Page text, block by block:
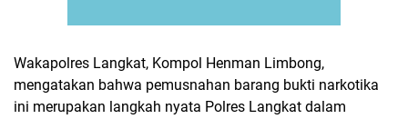
Wakapolres Langkat, Kompol Henman Limbong,
mengatakan bahwa pemusnahan barang bukti narkotika
ini merupakan langkah nyata Polres Langkat dalam